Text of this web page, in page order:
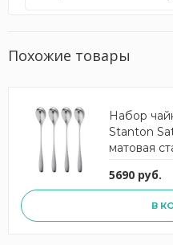
Похожие товары
Набор
Stanton
матовая
5690 руб.
В